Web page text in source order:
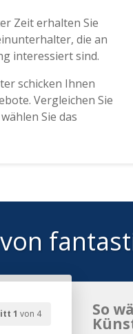
Zeit erhalten Sie
die an
interessiert sind.
schicken Ihnen
Vergleichen Sie
Sie das
von
1 von 4 So